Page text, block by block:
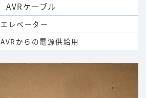
AVRケーブル
エレベーター
AVRからの電源供給用